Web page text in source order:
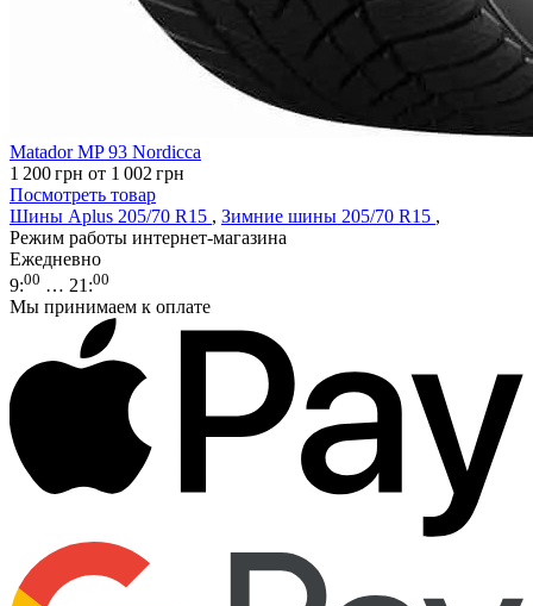
Matador MP 93 Nordicca
1 200грн от 1 002 грн
Посмотреть товар
Шины Aplus 205/70 R15 , Зимние шины 205/70 R15 ,
Режим работы интернет-магазина
Ежедневно
9:00 … 21 :00
Мы принимаем к оплате